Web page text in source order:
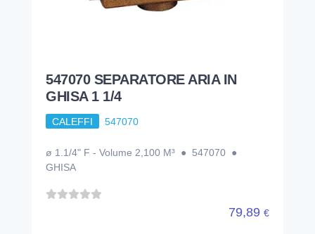
547070 SEPARATORE ARIA IN
GHISA 1 1/4
CALEFFI 547070
ø 1.1/4" F - Volume 2,100 M³ ● 547070 ●
GHISA
79,89 €